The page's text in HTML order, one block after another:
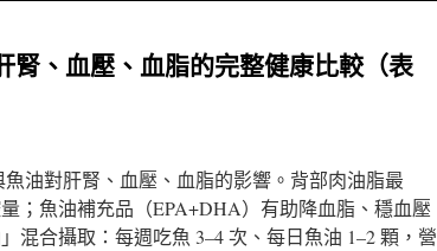
、血壓、血脂的完整健康比較（表
油對肝腎、血壓、血脂的影響。背部肉油脂最
；魚油補充品（EPA+DHA）有助降血脂、穩血壓
混合攝取：每週吃魚 3–4 次、每日魚油 1–2 顆，營